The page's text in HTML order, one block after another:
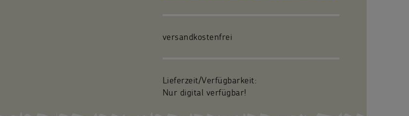
versandkostenfrei
Lieferzeit/Verfügbarkeit:
Nur digital verfügbar!